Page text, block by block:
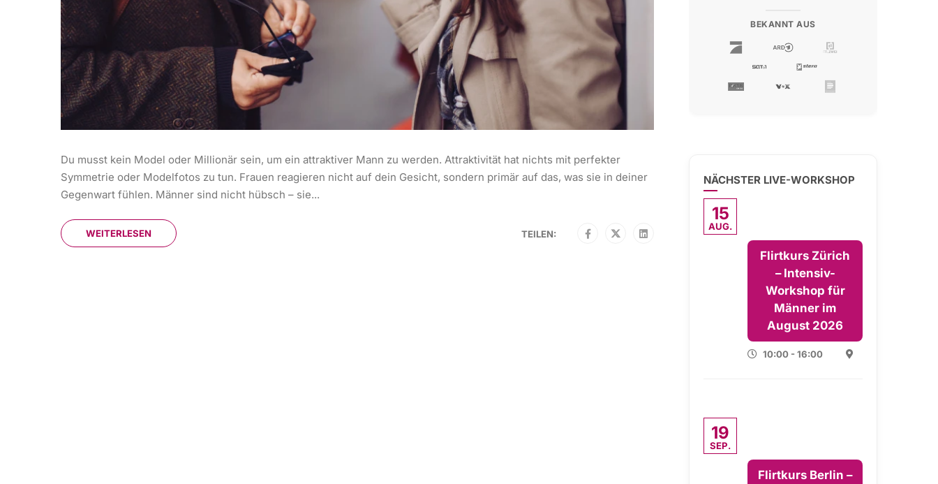
Du musst kein Model oder Millionär sein, um ein attraktiver Mann zu werden. Attraktivität hat nichts mit perfekter
Symmetrie oder Modelfotos zu tun. Frauen reagieren nicht auf dein Gesicht, sondern primär auf das, was sie in deiner
Gegenwart fühlen. Männer sind nicht hübsch – sie...
WEITERLESEN TEILEN:
BEKANNT AUS
NÄCHSTER LIVE-WORKSHOP
15
AUG.
Flirtkurs Zürich
– Intensiv-
Workshop für
Männer im
August 2026
10:00 - 16:00
19
SEP.
Flirtkurs Berlin –